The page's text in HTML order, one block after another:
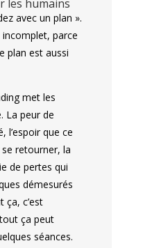
les humains
avec un plan ».
parce
plan est aussi
met les
La peur de
l’espoir que ce
retourner, la
de pertes qui
démesurés
c’est
ça peut
séances.